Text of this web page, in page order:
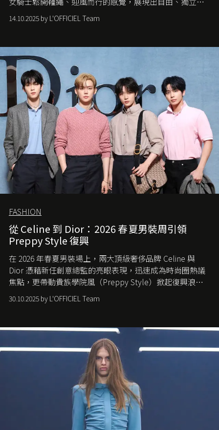
從容的態度。
14.10.2025 by L'OFFICIEL Team
FASHION
從 Celine 到 Dior：2026 春夏男裝周引領
Preppy Style 復興
在 2026 年春夏男裝場上，兩大頂級奢侈品牌 Celine 與
Dior 憑藉新任創意總監的亮眼表現，迅速成為時尚圈熱議
焦點，更帶動貴族學院風（Preppy Style）掀起復興浪
潮，讓這股經典風格再度回到大眾視線。
30.10.2025 by L'OFFICIEL Team